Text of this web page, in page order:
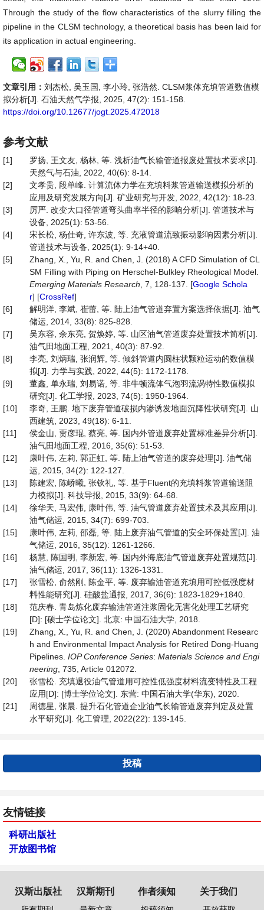
Through the study of the flow characteristics of the slurry filling the
pipeline in the CLSM technology, a theoretical basis has been laid for
its application in actual engineering.
文章引用： 刘杰松, 吴玉国, 李小玲, 张浩然. CLSM浆体充填管道数值模
拟分析[J]. 石油天然气学报, 2025, 47(2): 151-158.
https://doi.org/10.12677/jogt.2025.472018
参考文献
[1]
罗扬, 王文友, 杨林, 等. 浅析油气长输管道报废处置技术要求[J].
天然气与石油, 2022, 40(6): 8-14.
[2]
文孝贵, 段单峰. 计算流体力学在充填料浆管道输送模拟分析的
应用及研究发展方向[J]. 矿业研究与开发, 2022, 42(12): 18-23.
[3]
厉严. 改变大口径管道弯头曲率半径的影响分析[J]. 管道技术与
设备, 2025(1): 53-56.
[4]
宋长松, 杨仕奇, 许东波, 等. 充液管道流致振动影响因素分析[J].
管道技术与设备, 2025(1): 9-14+40.
[5]
Zhang, X., Yu, R. and Chen, J. (2018) A CFD Simulation of CL
SM Filling with Piping on Herschel-Bulkley Rheological Model.
Emerging Materials Research , 7, 128-137. [Google Schola
r] [CrossRef]
[6]
解明洋, 李斌, 崔蕾, 等. 陆上油气管道弃置方案选择依据[J]. 油气
储运, 2014, 33(8): 825-828.
[7]
吴东容, 余东亮, 贺焕婷, 等. 山区油气管道废弃处置技术简析[J].
油气田地面工程, 2021, 40(3): 87-92.
[8]
李亮, 刘炳瑞, 张润辉, 等. 倾斜管道内圆柱状颗粒运动的数值模
拟[J]. 力学与实践, 2022, 44(5): 1172-1178.
[9]
董鑫, 单永瑞, 刘易诺, 等. 非牛顿流体气泡羽流涡特性数值模拟
研究[J]. 化工学报, 2023, 74(5): 1950-1964.
[10]
李奇, 王鹏. 地下废弃管道破损内渗诱发地面沉降性状研究[J]. 山
西建筑, 2023, 49(18): 6-11.
[11]
侯金山, 贾彦琨, 蔡亮, 等. 国内外管道废弃处置标准差异分析[J].
油气田地面工程, 2016, 35(6): 51-53.
[12]
康叶伟, 左莉, 郭正虹, 等. 陆上油气管道的废弃处理[J]. 油气储
运, 2015, 34(2): 122-127.
[13]
陈建宏, 陈峤曦, 张钦礼, 等. 基于Fluent的充填料浆管道输送阻
力模拟[J]. 科技导报, 2015, 33(9): 64-68.
[14]
徐华天, 马宏伟, 康叶伟, 等. 油气管道废弃处置技术及其应用[J].
油气储运, 2015, 34(7): 699-703.
[15]
康叶伟, 左莉, 邵磊, 等. 陆上废弃油气管道的安全环保处置[J]. 油
气储运, 2016, 35(12): 1261-1266.
[16]
杨慧, 陈国明, 李新宏, 等. 国内外海底油气管道废弃处置规范[J].
油气储运, 2017, 36(11): 1326-1331.
[17]
张雪松, 俞然刚, 陈金平, 等. 废弃输油管道充填用可控低强度材
料性能研究[J]. 硅酸盐通报, 2017, 36(6): 1823-1829+1840.
[18]
范庆春. 青岛炼化废弃输油管道注浆固化无害化处理工艺研究
[D]: [硕士学位论文]. 北京: 中国石油大学, 2018.
[19]
Zhang, X., Yu, R. and Chen, J. (2020) Abandonment Researc
h and Environmental Impact Analysis for Retired Dong-Huang
Pipelines. IOP Conference Series: Materials Science and Engi
neering , 735, Article 012072.
[20]
张雪松. 充填退役油气管道用可控性低强度材料流变特性及工程
应用[D]: [博士学位论文]. 东营: 中国石油大学(华东), 2020.
[21]
周德星, 张晨. 提升石化管道企业油气长输管道废弃判定及处置
水平研究[J]. 化工管理, 2022(22): 139-145.
投稿
友情链接
科研出版社
开放图书馆
汉斯出版社 汉斯期刊 作者须知 关于我们